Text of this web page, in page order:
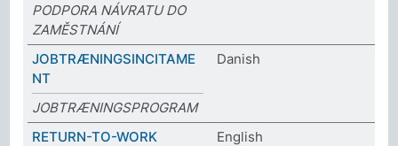
PODPORA NÁVRATU DO
ZAMĚSTNÁNÍ
JOBTRÆNINGSINCITAME
NT
Danish
JOBTRÆNINGSPROGRAM
RETURN-TO-WORK
English